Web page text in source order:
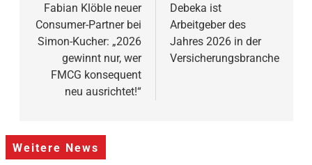
Fabian Klöble neuer
Consumer-Partner bei
Simon-Kucher: „2026
gewinnt nur, wer
FMCG konsequent
neu ausrichtet!“
Debeka ist
Arbeitgeber des
Jahres 2026 in der
Versicherungsbranche
Weitere News